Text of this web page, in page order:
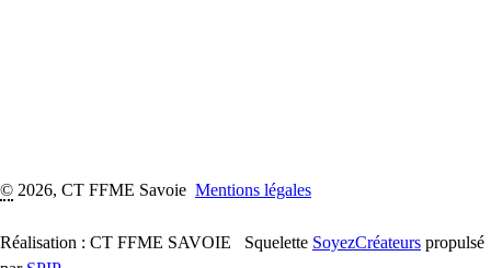
© 2026, CT FFME Savoie Mentions légales
Réalisation : CT FFME SAVOIE Squelette SoyezCréateurs propulsé